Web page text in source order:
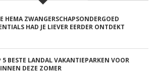
HEMA ZWANGERSCHAPSONDERGOED
HAD JE LIEVER EERDER ONTDEKT
5 BESTE LANDAL VAKANTIEPARKEN VOOR
DEZE ZOMER